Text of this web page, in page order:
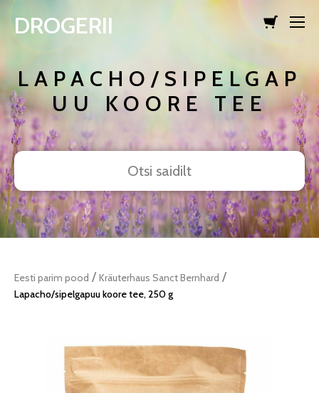
lisati ostukorvi.
DROGERII
LAPACHO/SIPELGAP
UU KOORE TEE
Eesti parim pood / Kräuterhaus Sanct Bernhard /
Lapacho/sipelgapuu koore tee, 250 g